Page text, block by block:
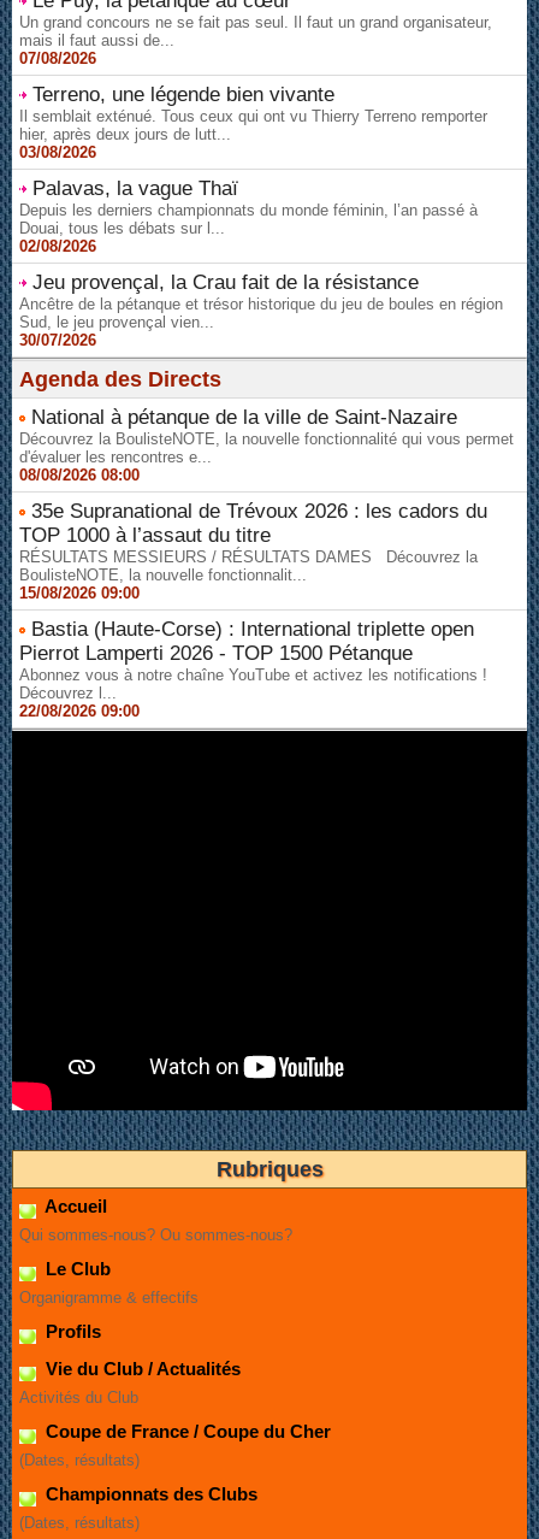
Rubriques
Accueil
Qui sommes-nous? Ou sommes-nous?
Le Club
Organigramme & effectifs
Profils
Vie du Club / Actualités
Activités du Club
Coupe de France / Coupe du Cher
(Dates, résultats)
Championnats des Clubs
(Dates, résultats)
Un grand concours ne se fait pas seul. Il faut un grand organisateur,
mais il faut aussi de...
07/08/2026
Terreno, une légende bien vivante
Il semblait exténué. Tous ceux qui ont vu Thierry Terreno remporter
hier, après deux jours de lutt...
03/08/2026
Palavas, la vague Thaï
Depuis les derniers championnats du monde féminin, l’an passé à
Douai, tous les débats sur l...
02/08/2026
Jeu provençal, la Crau fait de la résistance
Ancêtre de la pétanque et trésor historique du jeu de boules en région
Sud, le jeu provençal vien...
30/07/2026
Agenda des Directs
National à pétanque de la ville de Saint-Nazaire
Découvrez la BoulisteNOTE, la nouvelle fonctionnalité qui vous permet
d'évaluer les rencontres e...
08/08/2026 08:00
35e Supranational de Trévoux 2026 : les cadors du
TOP 1000 à l’assaut du titre
RÉSULTATS MESSIEURS / RÉSULTATS DAMES Découvrez la
BoulisteNOTE, la nouvelle fonctionnalit...
15/08/2026 09:00
Bastia (Haute-Corse) : International triplette open
Pierrot Lamperti 2026 - TOP 1500 Pétanque
Abonnez vous à notre chaîne YouTube et activez les notifications !
Découvrez l...
22/08/2026 09:00